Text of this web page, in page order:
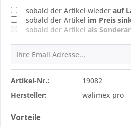
sobald der Artikel wieder auf
sobald der Artikel im Preis
sobald der Artikel als
Artikel-Nr.:
19082
Hersteller:
walimex pro
Vorteile